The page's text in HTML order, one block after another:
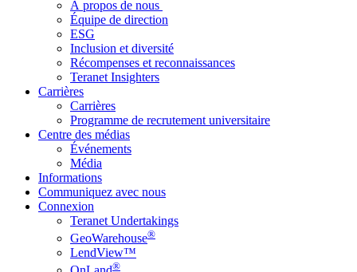
À propos de nous
Équipe de direction
ESG
Inclusion et diversité
Récompenses et reconnaissances
Teranet Insighters
Carrières
Carrières
Programme de recrutement universitaire
Centre des médias
Événements
Média
Informations
Communiquez avec nous
Connexion
Teranet Undertakings
GeoWarehouse®
LendView™
®